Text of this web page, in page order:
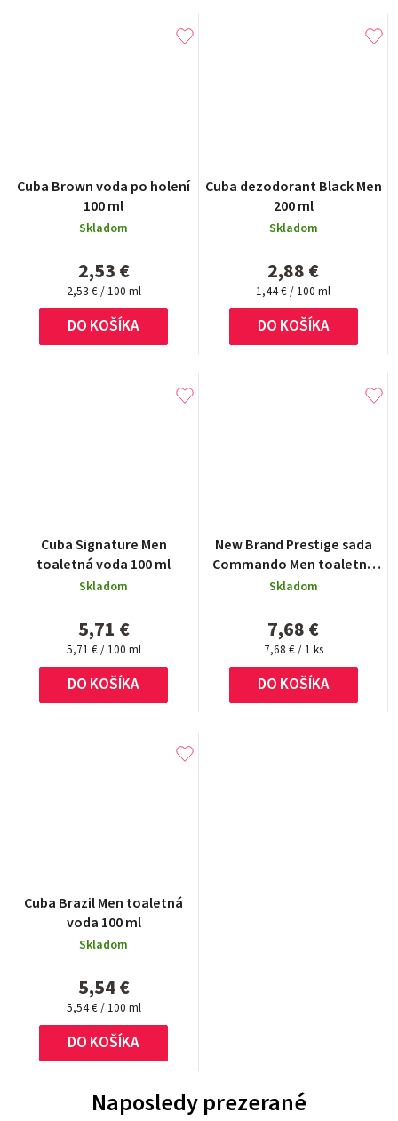
Cuba Brown voda po holení
100 ml
Skladom
2,53 €
Jednotková
cena:
2,53 € / 100 ml
DO KOŠÍKA
Cuba dezodorant Black Men
200 ml
Skladom
2,88 €
Jednotková
cena:
1,44 € / 100 ml
DO KOŠÍKA
Cuba Signature Men
toaletná voda 100 ml
Skladom
5,71 €
Jednotková
cena:
5,71 € / 100 ml
DO KOŠÍKA
New Brand Prestige sada
Commando Men toaletná
voda 100 ml + 15 ml +
shave 130 ml
Skladom
7,68 €
Jednotková
cena:
7,68 € / 1 ks
DO KOŠÍKA
Cuba Brazil Men toaletná
voda 100 ml
Skladom
5,54 €
Jednotková
cena:
5,54 € / 100 ml
DO KOŠÍKA
Naposledy prezerané